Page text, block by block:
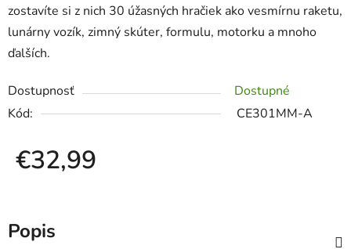
zostavíte si z nich 30 úžasných hračiek ako vesmírnu raketu,
lunárny vozík, zimný skúter, formulu, motorku a mnoho
ďalších.
Dostupnosť
Dostupné
Kód:
CE301MM-A
€32,99
Popis